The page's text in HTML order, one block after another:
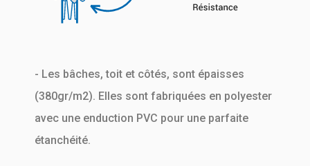
- Les bâches, toit et côtés, sont épaisses
(380gr/m2). Elles sont fabriquées en polyester
avec une enduction PVC pour une parfaite
étanchéité.